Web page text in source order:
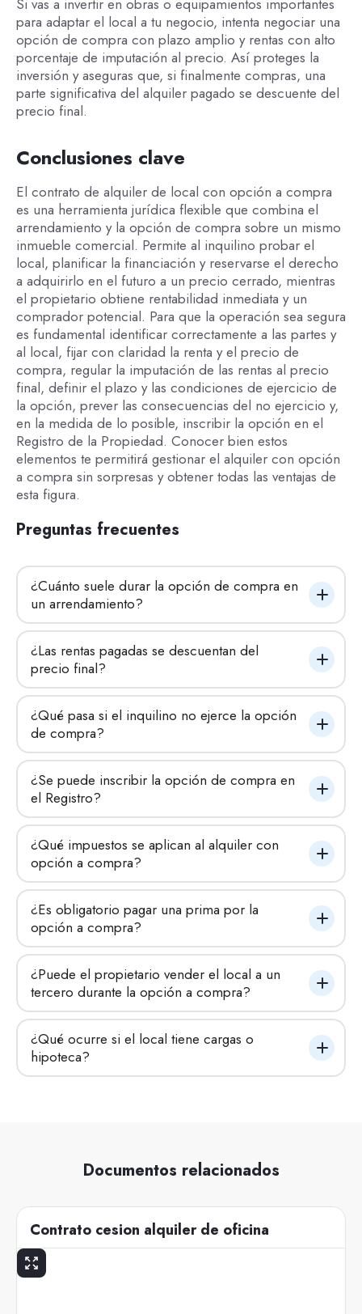
Si vas a invertir en obras o equipamientos importantes
para adaptar el local a tu negocio, intenta negociar una
opción de compra con plazo amplio y rentas con alto
porcentaje de imputación al precio. Así proteges la
inversión y aseguras que, si finalmente compras, una
parte significativa del alquiler pagado se descuente del
precio final.
Conclusiones clave
El contrato de alquiler de local con opción a compra
es una herramienta jurídica flexible que combina el
arrendamiento y la opción de compra sobre un mismo
inmueble comercial. Permite al inquilino probar el
local, planificar la financiación y reservarse el derecho
a adquirirlo en el futuro a un precio cerrado, mientras
el propietario obtiene rentabilidad inmediata y un
comprador potencial. Para que la operación sea segura
es fundamental identificar correctamente a las partes y
al local, fijar con claridad la renta y el precio de
compra, regular la imputación de las rentas al precio
final, definir el plazo y las condiciones de ejercicio de
la opción, prever las consecuencias del no ejercicio y,
en la medida de lo posible, inscribir la opción en el
Registro de la Propiedad. Conocer bien estos
elementos te permitirá gestionar el alquiler con opción
a compra sin sorpresas y obtener todas las ventajas de
esta figura.
Preguntas frecuentes
¿Cuánto suele durar la opción de compra en
un arrendamiento?
¿Las rentas pagadas se descuentan del
precio final?
¿Qué pasa si el inquilino no ejerce la opción
de compra?
¿Se puede inscribir la opción de compra en
el Registro?
¿Qué impuestos se aplican al alquiler con
opción a compra?
¿Es obligatorio pagar una prima por la
opción a compra?
¿Puede el propietario vender el local a un
tercero durante la opción a compra?
¿Qué ocurre si el local tiene cargas o
hipoteca?
Documentos relacionados
Contrato cesion alquiler de oficina